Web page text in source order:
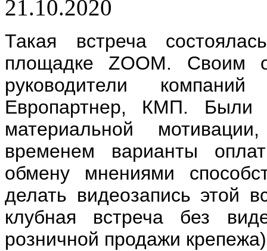
21.10.2020
Такая встреча
площадке ZOOM. Своим
руководители
Европартнер, КМП. Были
материальной
временем варианты
обмену мнениями
делать видеозапись этой
клубная встреча без
розничной продажи